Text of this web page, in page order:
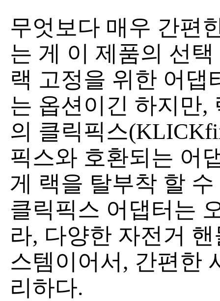
무엇보다 매우 간편
는 게 이 제품의 선
랙 고정을 위한 어댑
는 옵션이긴 하지만,
의 클릭픽스
픽스와 호환되는 어
게 랙을 탈부착 할
클릭픽스 어댑터는
라, 다양한 자전거
스템이어서, 간편한
리하다.